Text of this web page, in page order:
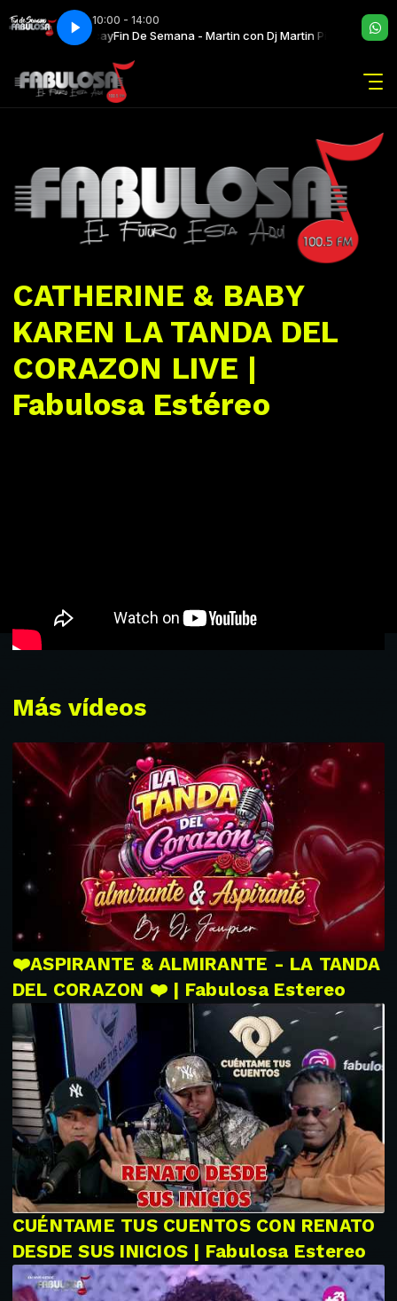
10:00 - 14:00
Dj Martin Pincay Fin De Semana - Martin con Dj Martin Pincay
CATHERINE & BABY
KAREN LA TANDA DEL
CORAZON LIVE |
Fabulosa Estéreo
Más vídeos
❤️ASPIRANTE & ALMIRANTE - LA TANDA
DEL CORAZON ❤️ | Fabulosa Estereo
CUÉNTAME TUS CUENTOS CON RENATO
DESDE SUS INICIOS | Fabulosa Estereo